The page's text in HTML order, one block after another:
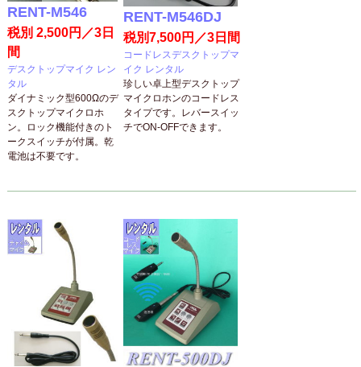
RENT-M546
税別 2,500円／3日
間
デスクトップマイク レン
タル
ダイナミック型600Ωのデ
スクトップマイクロホ
ン。ロック機能付きのト
ークスイッチが付属。乾
電池は不要です。
RENT-M546DJ
税別7,500円／3日間
コードレスデスクトップマ
イク レンタル
珍しい卓上型デスクトップ
マイクロホンのコードレス
タイプです。レバースイッ
チでON-OFFできます。